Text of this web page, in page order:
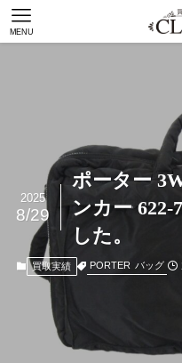
MENU
ポーター
ンカー 622-
した。
2025
8/29
買取実績 PORTER バッグ